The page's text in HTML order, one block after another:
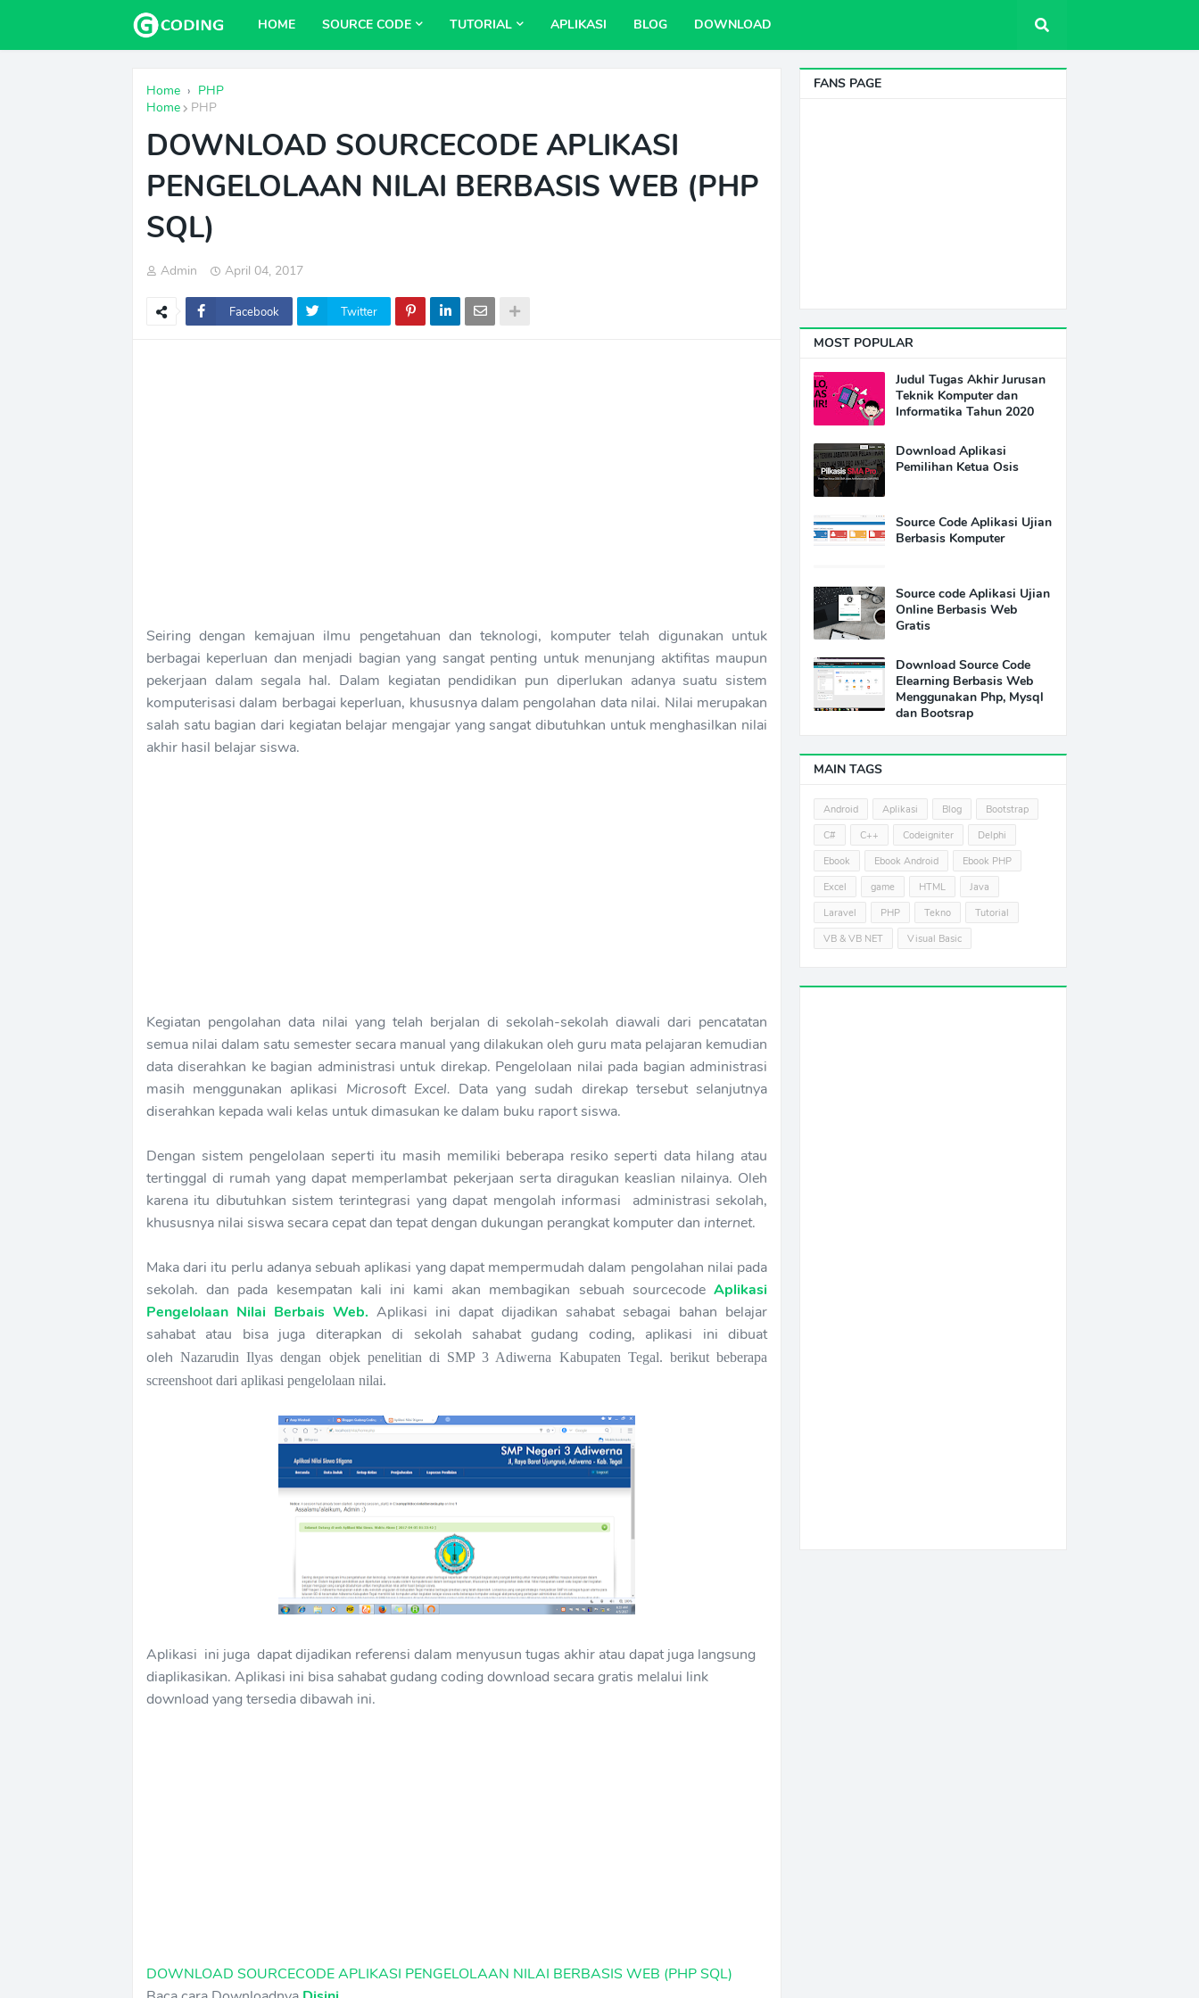
HOME SOURCE CODE TUTORIAL APLIKASI BLOG DOWNLOAD
Home › PHP
Home
PHP
DOWNLOAD SOURCECODE APLIKASI
PENGELOLAAN NILAI BERBASIS WEB (PHP
SQL)
Admin April 04, 2017
Facebook Twitter
Seiring dengan kemajuan ilmu pengetahuan dan teknologi, komputer telah digunakan untuk
berbagai keperluan dan menjadi bagian yang sangat penting untuk menunjang aktifitas maupun
pekerjaan dalam segala hal. Dalam kegiatan pendidikan pun diperlukan adanya suatu sistem
komputerisasi dalam berbagai keperluan, khususnya dalam pengolahan data nilai. Nilai merupakan
salah satu bagian dari kegiatan belajar mengajar yang sangat dibutuhkan untuk menghasilkan nilai
akhir hasil belajar siswa.
Kegiatan pengolahan data nilai yang telah berjalan di sekolah-sekolah diawali dari pencatatan
semua nilai dalam satu semester secara manual yang dilakukan oleh guru mata pelajaran kemudian
data diserahkan ke bagian administrasi untuk direkap. Pengelolaan nilai pada bagian administrasi
masih menggunakan aplikasi Microsoft Excel. Data yang sudah direkap tersebut selanjutnya
diserahkan kepada wali kelas untuk dimasukan ke dalam buku raport siswa.
Dengan sistem pengelolaan seperti itu masih memiliki beberapa resiko seperti data hilang atau
tertinggal di rumah yang dapat memperlambat pekerjaan serta diragukan keaslian nilainya. Oleh
karena itu dibutuhkan sistem terintegrasi yang dapat mengolah informasi administrasi sekolah,
khususnya nilai siswa secara cepat dan tepat dengan dukungan perangkat komputer dan internet.
Maka dari itu perlu adanya sebuah aplikasi yang dapat mempermudah dalam pengolahan nilai pada
sekolah. dan pada kesempatan kali ini kami akan membagikan sebuah sourcecode Aplikasi
Pengelolaan Nilai Berbais Web. Aplikasi ini dapat dijadikan sahabat sebagai bahan belajar
sahabat atau bisa juga diterapkan di sekolah sahabat gudang coding, aplikasi ini dibuat
olehNazarudin Ilyas dengan objek penelitian di SMP 3 Adiwerna Kabupaten Tegal. berikut beberapa
screenshoot dari aplikasi pengelolaan nilai.
Aplikasi ini juga dapat dijadikan referensi dalam menyusun tugas akhir atau dapat juga langsung
diaplikasikan. Aplikasi ini bisa sahabat gudang coding download secara gratis melalui link
download yang tersedia dibawah ini.
DOWNLOAD SOURCECODE APLIKASI PENGELOLAAN NILAI BERBASIS WEB (PHP SQL)
FANS PAGE
MOST POPULAR
Judul Tugas Akhir Jurusan
Teknik Komputer dan
Informatika Tahun 2020
Download Aplikasi
Pemilihan Ketua Osis
Source Code Aplikasi Ujian
Berbasis Komputer
Source code Aplikasi Ujian
Online Berbasis Web
Gratis
Download Source Code
Elearning Berbasis Web
Menggunakan Php, Mysql
dan Bootsrap
MAIN TAGS
Android Aplikasi Blog
Bootstrap
C#
C++ Codeigniter
Delphi
Ebook
Ebook Android
Ebook PHP
Excel
game HTML
Java
Laravel
PHP Tekno
Tutorial
VB & VB NET
Visual Basic